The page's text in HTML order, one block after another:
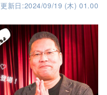
更新日:2024/09/19 (木) 01.00